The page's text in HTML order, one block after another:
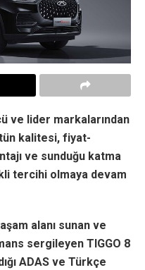
ve lider markalarından
kalitesi, fiyat-
ve sunduğu katma
tercihi olmaya devam
alanı sunan ve
sergileyen TIGGO 8
ADAS ve Türkçe